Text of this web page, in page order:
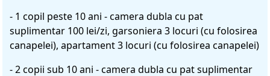
- 1 copil peste 10 ani - camera dubla cu pat
suplimentar 100 lei/zi, garsoniera 3 locuri (cu folosirea
canapelei), apartament 3 locuri (cu folosirea canapelei)
- 2 copii sub 10 ani - camera dubla cu pat suplimentar